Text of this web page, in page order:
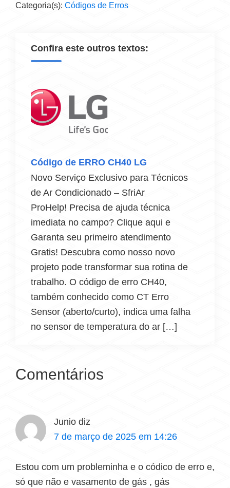
Categoria(s): Códigos de Erros
Confira este outros textos:
Código de ERRO CH40 LG
Novo Serviço Exclusivo para Técnicos
de Ar Condicionado – SfriAr
ProHelp! Precisa de ajuda técnica
imediata no campo? Clique aqui e
Garanta seu primeiro atendimento
Gratis! Descubra como nosso novo
projeto pode transformar sua rotina de
trabalho. O código de erro CH40,
também conhecido como CT Erro
Sensor (aberto/curto), indica uma falha
no sensor de temperatura do ar […]
Comentários
Junio diz
7 de março de 2025 em 14:26
Estou com um probleminha e o códico de erro e,
só que não e vasamento de gás , gás